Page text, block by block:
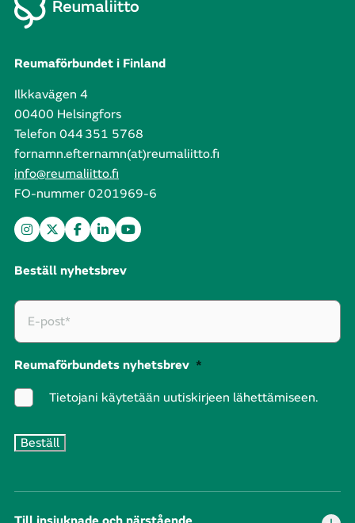
Reumaförbundet i Finland
Ilkkavägen 4
00400 Helsingfors
Telefon 044 351 5768
fornamn.efternamn(at)reumaliitto.fi
info@reumaliitto.fi
FO-nummer 0201969-6
Beställ nyhetsbrev
Reumaförbundets nyhetsbrev *
Tietojani käytetään uutiskirjeen lähettämiseen.